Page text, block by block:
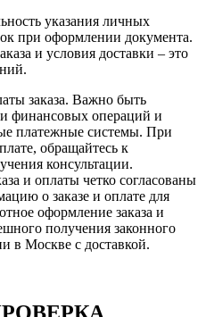
указания личных
при оформлении документа.​
и условия доставки – это
заказа.​ Важно быть
финансовых операций и
платежные системы.​ При
обращайтесь к
консультации.​
и оплаты четко согласованы
о заказе и оплате для
оформление заказа и
получения законного
в Москве с доставкой.​